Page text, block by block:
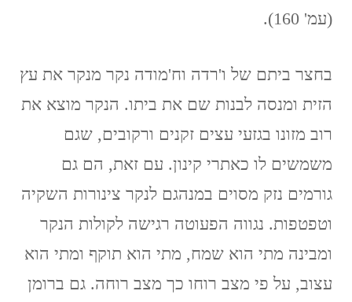
(עמ' 160).
בחצר ביתם של ו'רדה וח'מודה נקר מנקר את עץ
הזית ומנסה לבנות שם את ביתו. הנקר מוצא את
רוב מזונו בגזעי עצים זקנים ורקובים, שגם
משמשים לו כאתרי קינון. עם זאת, הם גם
גורמים נזק מסוים במנהגם לנקר צינורות השקיה
וטפטפות. נגווה הפעוטה רגישה לקולות הנקר
ומבינה מתי הוא שמח, מתי הוא תוקף ומתי הוא
עצוב, על פי מצב רוחו כך מצב רוחה. גם ברומן